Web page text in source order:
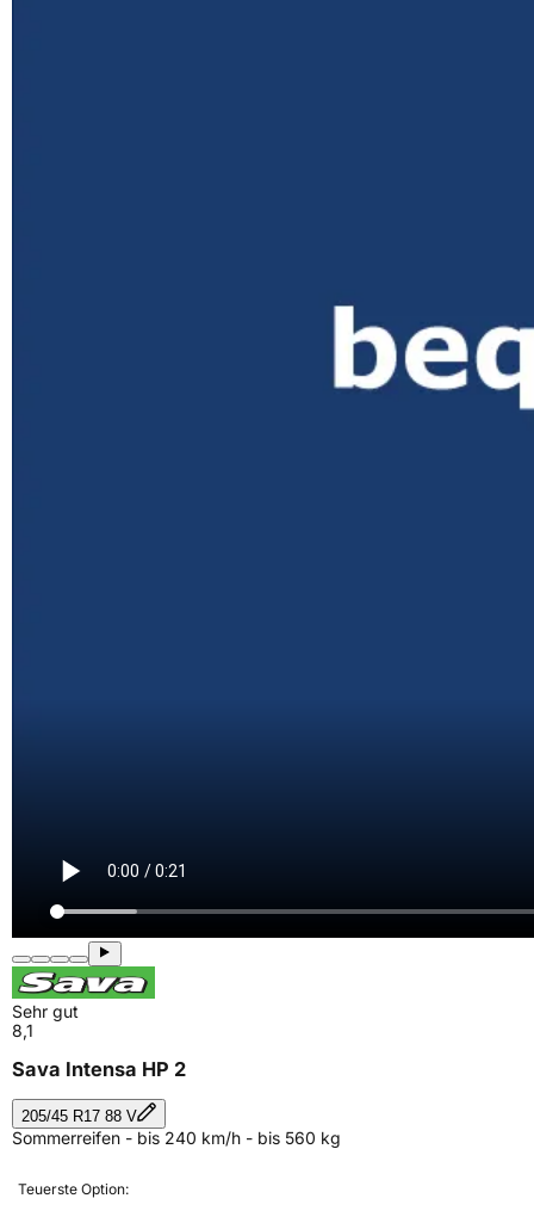
Sehr gut
8,1
Sava Intensa HP 2
205/45 R17 88 V
Sommerreifen - bis 240 km/h - bis 560 kg
Teuerste Option: